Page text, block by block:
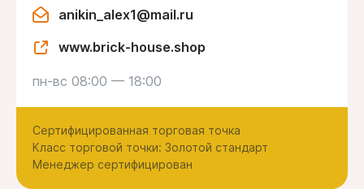
anikin_alex1@mail.ru
www.brick-house.shop
пн-вс 08:00 — 18:00
Сертифицированная торговая точка
Класс торговой точки: Золотой стандарт
Менеджер сертифицирован